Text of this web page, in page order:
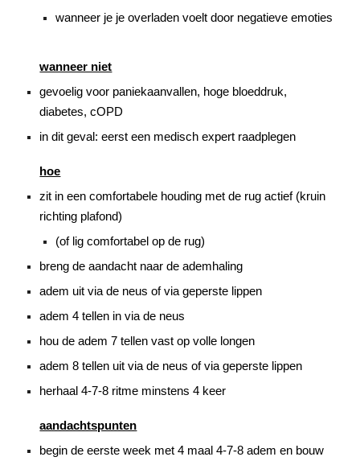
wanneer je je overladen voelt door negatieve emoties
wanneer niet
gevoelig voor paniekaanvallen, hoge bloeddruk,
diabetes, cOPD
in dit geval: eerst een medisch expert raadplegen
hoe
zit in een comfortabele houding met de rug actief (kruin
richting plafond)
(of lig comfortabel op de rug)
breng de aandacht naar de ademhaling
adem uit via de neus of via geperste lippen
adem 4 tellen in via de neus
hou de adem 7 tellen vast op volle longen
adem 8 tellen uit via de neus of via geperste lippen
herhaal 4-7-8 ritme minstens 4 keer
aandachtspunten
begin de eerste week met 4 maal 4-7-8 adem en bouw